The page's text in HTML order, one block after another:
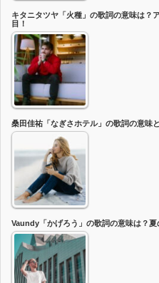
キタニタツヤ「火種」の歌詞の意味は？
目！
桑田佳祐「なぎさホテル」の歌詞の意味
Vaundy「かげろう」の歌詞の意味は？